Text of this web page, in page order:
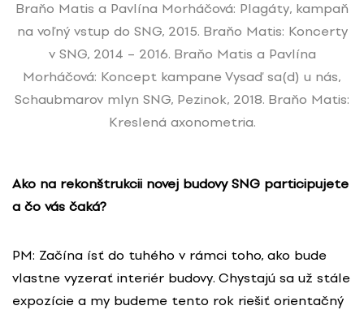
Braňo Matis a Pavlína Morháčová: Plagáty, kampaň
na voľný vstup do SNG, 2015. Braňo Matis: Koncerty
v SNG, 2014 – 2016. Braňo Matis a Pavlína
Morháčová: Koncept kampane Vysaď sa(d) u nás,
Schaubmarov mlyn SNG, Pezinok, 2018. Braňo Matis:
Kreslená axonometria.
Ako na rekonštrukcii novej budovy SNG participujete
a čo vás čaká?
PM: Začína ísť do tuhého v rámci toho, ako bude
vlastne vyzerať interiér budovy. Chystajú sa už stále
expozície a my budeme tento rok riešiť orientačný